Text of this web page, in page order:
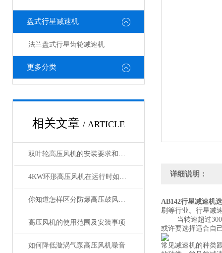
盘式行星减速机
法兰盘式行星齿轮减速机
更多分类
相关文章 / ARTICLE
双叶轮高压风机的安装要求和注意事项
4KW环形高压风机在运行时如何保证其稳定性和安全性？
你知道怎样区分防爆高压鼓风机和普通高压鼓风机吗？
高压风机的使用范围及安装事项
如何降低漩涡气泵高压风机噪音
详细说明：
AB142行星减速机
刷等行业。行星减
当转速超过3000/
或许要选择适合自
常见减速机的种类